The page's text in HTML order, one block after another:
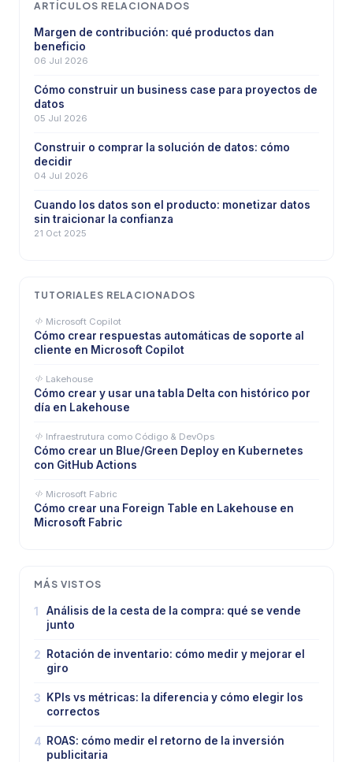
ARTÍCULOS RELACIONADOS
Margen de contribución: qué productos dan
beneficio
06 Jul 2026
Cómo construir un business case para proyectos de
datos
05 Jul 2026
Construir o comprar la solución de datos: cómo
decidir
04 Jul 2026
Cuando los datos son el producto: monetizar datos
sin traicionar la confianza
21 Oct 2025
TUTORIALES RELACIONADOS
Microsoft Copilot
Cómo crear respuestas automáticas de soporte al
cliente en Microsoft Copilot
Lakehouse
Cómo crear y usar una tabla Delta con histórico por
día en Lakehouse
Infraestrutura como Código & DevOps
Cómo crear un Blue/Green Deploy en Kubernetes
con GitHub Actions
Microsoft Fabric
Cómo crear una Foreign Table en Lakehouse en
Microsoft Fabric
MÁS VISTOS
1
Análisis de la cesta de la compra: qué se vende
junto
2
Rotación de inventario: cómo medir y mejorar el
giro
3
KPIs vs métricas: la diferencia y cómo elegir los
correctos
4 ROAS: cómo medir el retorno de la inversión
publicitaria